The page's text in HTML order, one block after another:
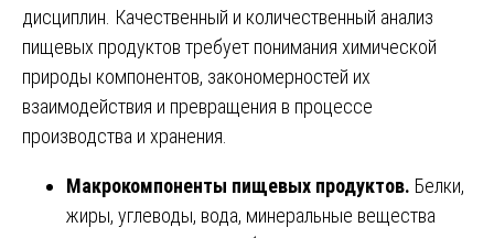
дисциплин. Качественный и количественный анализ
пищевых продуктов требует понимания химической
природы компонентов, закономерностей их
взаимодействия и превращения в процессе
производства и хранения.
Макрокомпоненты пищевых продуктов. Белки,
жиры, углеводы, вода, минеральные вещества